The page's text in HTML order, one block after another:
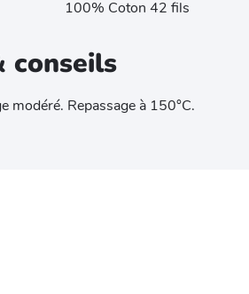
100% Coton 42 fils
conseils
modéré. Repassage à 150°C.